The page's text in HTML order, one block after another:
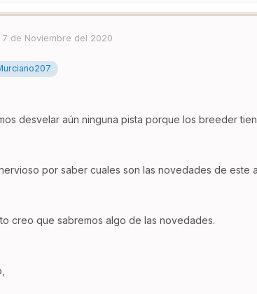
7 de Noviembre del 2020
desvelar aún ninguna pista porque los breeder
por saber cuales son las novedades de este
creo que sabremos algo de las novedades.